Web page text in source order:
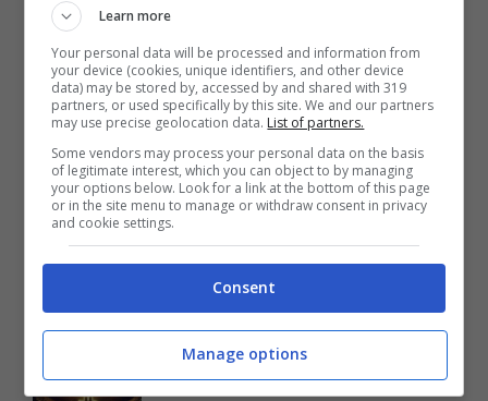
collection tra cui: multiplayer online, obiettivi,
mirror mode, modalità coop locale,
riavvolgimento e salvataggio degli stati.
Per tutte le ultime informazioni su SEGA e su
SEGA Mega Drive Classicsvisita:
www.megadriveclassics.com e
www.sega.co.uk
Articoli recentiL’errore da 780 Milioni di
Learn more
Your personal data will be processed and information from
your device (cookies, unique identifiers, and other device
data) may be stored by, accessed by and shared with 319
partners, or used specifically by this site. We and our partners
may use precise geolocation data. List of partners.
Some vendors may process your personal data on the basis
of legitimate interest, which you can object to by managing
your options below. Look for a link at the bottom of this page
or in the site menu to manage or withdraw consent in privacy
and cookie settings.
Consent
Manage options